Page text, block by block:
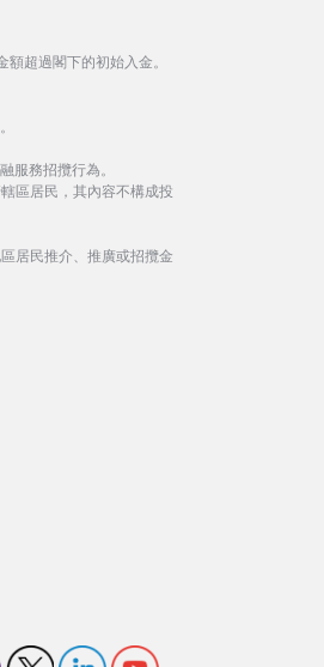
超過閣下的初始入金。
服務招攬行為。
區居民，其內容不構成投
居民推介、推廣或招攬金